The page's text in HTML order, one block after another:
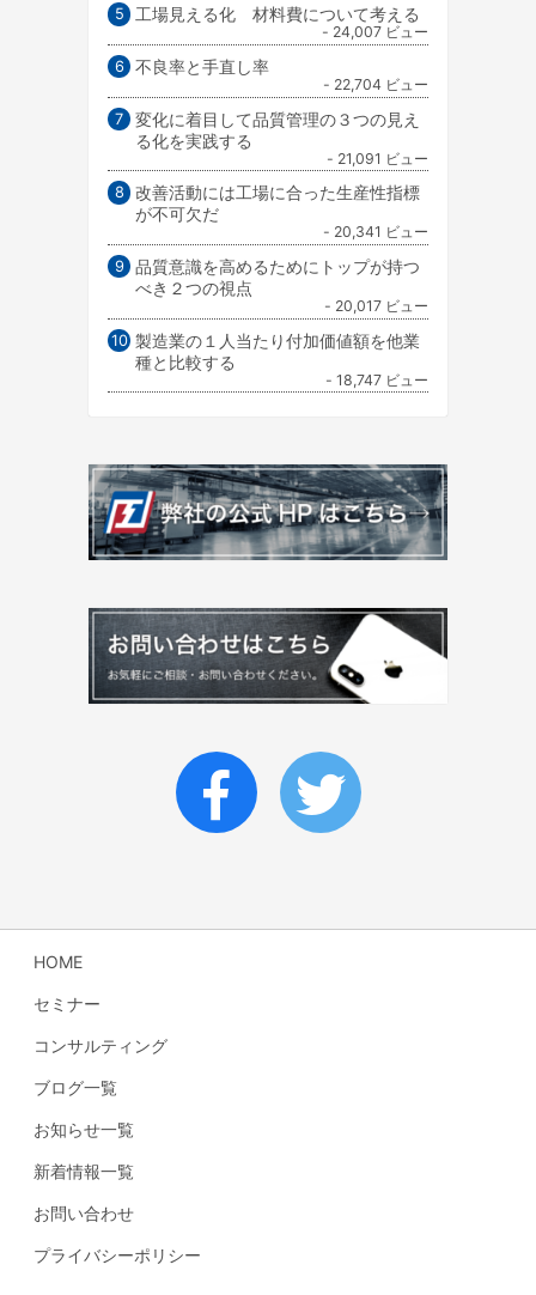
工場見える化 材料費について考える
- 24,007 ビュー
不良率と手直し率
- 22,704 ビュー
変化に着目して品質管理の３つの見え
る化を実践する
- 21,091 ビュー
改善活動には工場に合った生産性指標
が不可欠だ
- 20,341 ビュー
品質意識を高めるためにトップが持つ
べき２つの視点
- 20,017 ビュー
製造業の１人当たり付加価値額を他業
種と比較する
- 18,747 ビュー
HOME
セミナー
コンサルティング
ブログ一覧
お知らせ一覧
新着情報一覧
お問い合わせ
プライバシーポリシー